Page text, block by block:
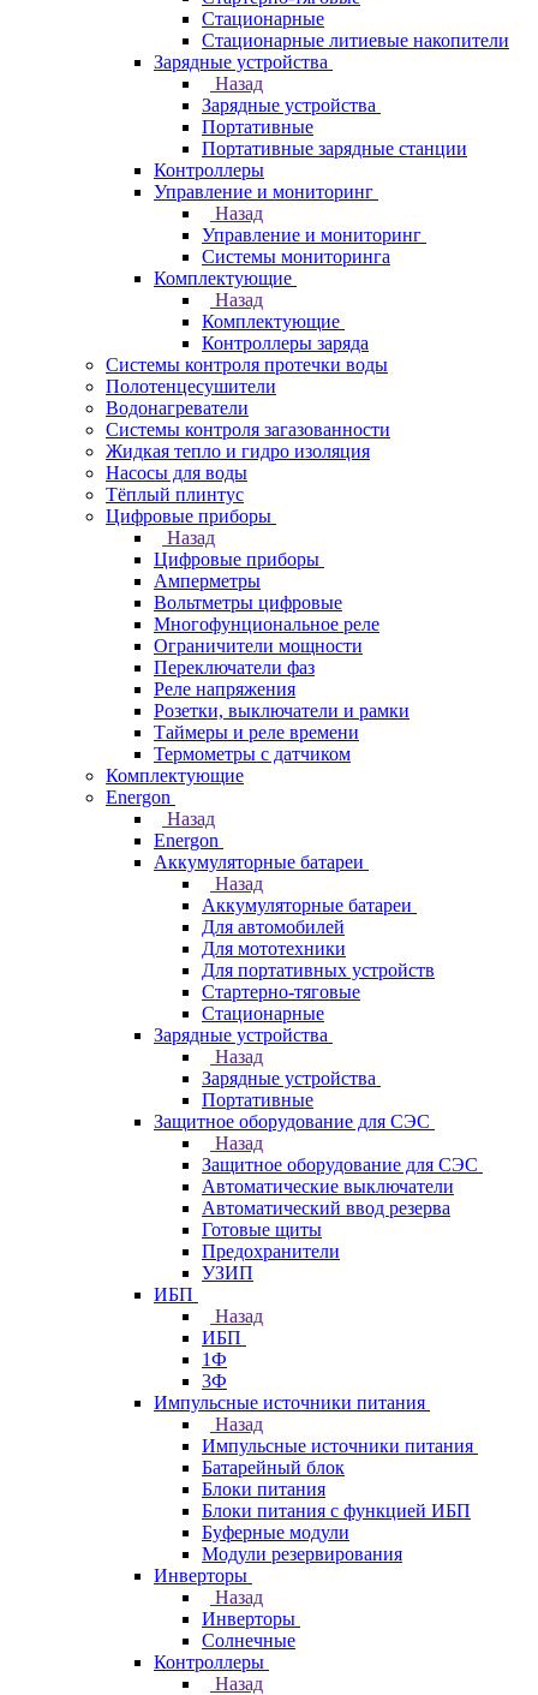
Стационарные
Стационарные литиевые накопители
Зарядные устройства
Назад
Зарядные устройства
Портативные
Портативные зарядные станции
Контроллеры
Управление и мониторинг
Назад
Управление и мониторинг
Системы мониторинга
Комплектующие
Назад
Комплектующие
Контроллеры заряда
Системы контроля протечки воды
Полотенцесушители
Водонагреватели
Системы контроля загазованности
Жидкая тепло и гидро изоляция
Насосы для воды
Тёплый плинтус
Цифровые приборы
Назад
Цифровые приборы
Амперметры
Вольтметры цифровые
Многофунциональное реле
Ограничители мощности
Переключатели фаз
Реле напряжения
Розетки, выключатели и рамки
Таймеры и реле времени
Термометры c датчиком
Комплектующие
Energon
Назад
Energon
Аккумуляторные батареи
Назад
Аккумуляторные батареи
Для автомобилей
Для мототехники
Для портативных устройств
Стартерно-тяговые
Стационарные
Зарядные устройства
Назад
Зарядные устройства
Портативные
Защитное оборудование для СЭС
Назад
Защитное оборудование для СЭС
Автоматические выключатели
Автоматический ввод резерва
Готовые щиты
Предохранители
УЗИП
ИБП
Назад
ИБП
1Ф
3Ф
Импульсные источники питания
Назад
Импульсные источники питания
Батарейный блок
Блоки питания
Блоки питания с функцией ИБП
Буферные модули
Модули резервирования
Инверторы
Назад
Инверторы
Солнечные
Контроллеры
Назад